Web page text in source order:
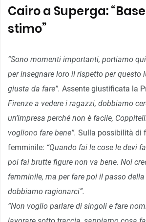
Cairo a Superga:
stimo”
“Sono momenti importanti, portiamo
per insegnare loro il rispetto per questo
giusta da fare”. Assente giustificata la
Firenze a vedere i ragazzi, dobbiamo
un’impresa perché non è facile,
vogliono fare bene”. Sulla possibilità di
femminile: “Quando fai le cose le devi
poi fai brutte figure non va bene. Noi
femminile, ma per fare poi il passo
dobbiamo ragionarci”.
“Non voglio parlare di singoli e fare